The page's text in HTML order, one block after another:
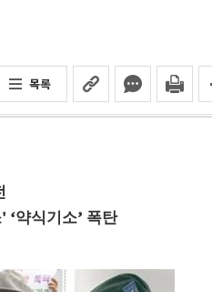
목록
‘약식기소’ 폭탄